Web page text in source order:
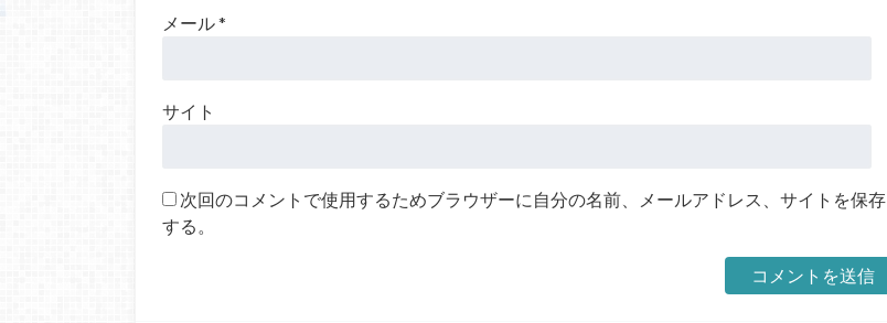
メール*
サイト
次回のコメントで使用するためブラウザーに自分の名前、メールアドレス、サイトを保存
する。